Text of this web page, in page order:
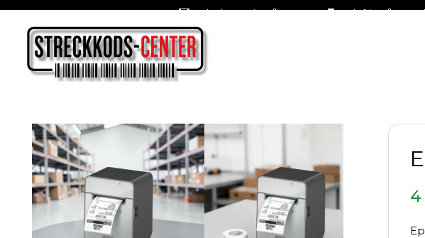
Oslagbara priser året om Fraktfritt på stora
4